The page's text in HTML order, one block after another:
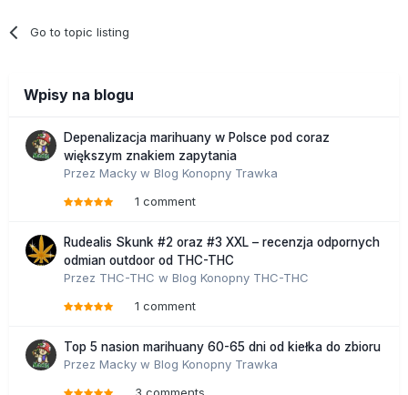
Go to topic listing
Wpisy na blogu
Depenalizacja marihuany w Polsce pod coraz
większym znakiem zapytania
Przez Macky w Blog Konopny Trawka
1 comment
Rudealis Skunk #2 oraz #3 XXL – recenzja odpornych
odmian outdoor od THC-THC
Przez THC-THC w Blog Konopny THC-THC
1 comment
Top 5 nasion marihuany 60-65 dni od kiełka do zbioru
Przez Macky w Blog Konopny Trawka
3 comments